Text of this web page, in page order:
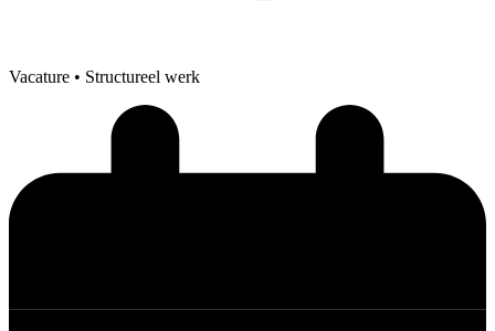
Vacature • Structureel werk